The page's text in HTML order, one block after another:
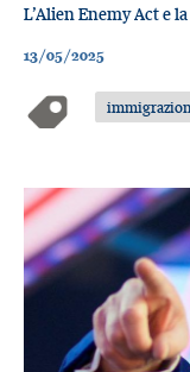
L’Alien Enemy Act e
13/05/2025